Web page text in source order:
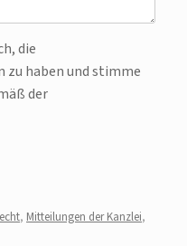
die
zu haben und stimme
der
, Mitteilungen der Kanzlei,